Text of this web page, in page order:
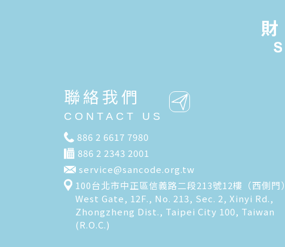
聯絡我們
CONTACT US
886 2 6617 7980
886 2 2343 2001
service@sancode.org.tw
100台北市中正區信義路二段213號12樓（西側門）
West Gate, 12F., No. 213, Sec. 2, Xinyi Rd.,
Zhongzheng Dist., Taipei City 100, Taiwan
(R.O.C.)